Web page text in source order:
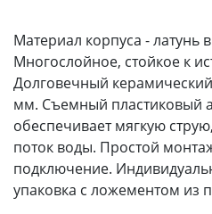
Материал корпуса - латунь
Многослойное, стойкое к
Долговечный
мм. Съемный пластиковый
обеспечивает мягкую
поток воды. Простой
подключение.
упаковка с ложементом из